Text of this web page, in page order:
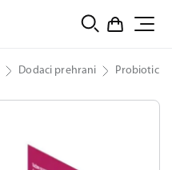
Dodaci prehrani Probiotici